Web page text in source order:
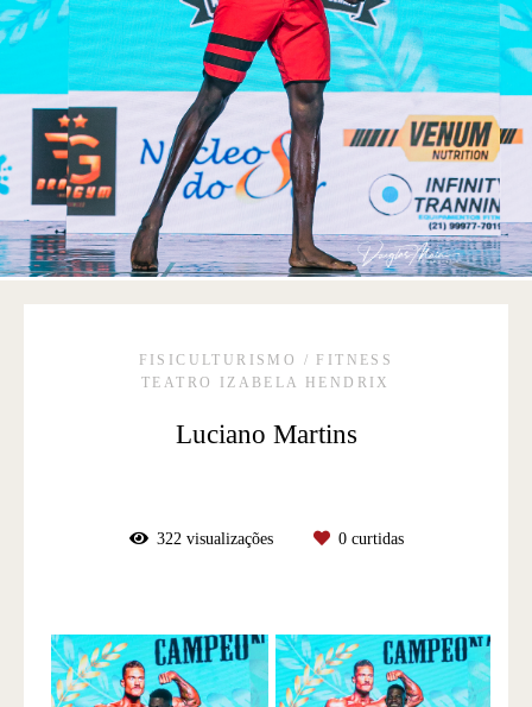
FISICULTURISMO / FITNESS
TEATRO IZABELA HENDRIX
Luciano Martins
322 visualizações 0curtidas